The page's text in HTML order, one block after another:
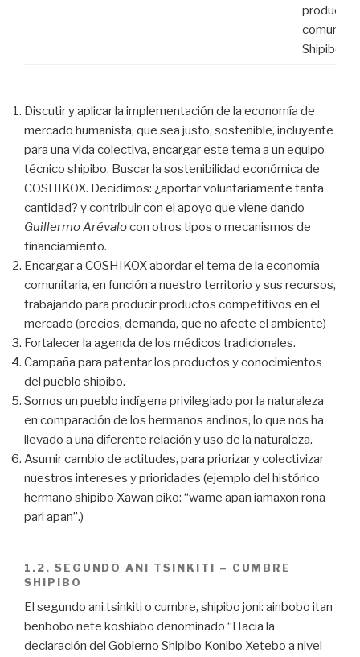
Shipibo.
Discutir y aplicar la implementación de la economía de
mercado humanista, que sea justo, sostenible, incluyente
para una vida colectiva, encargar este tema a un equipo
técnico shipibo. Buscar la sostenibilidad económica de
COSHIKOX. Decidimos: ¿aportar voluntariamente tanta
cantidad? y contribuir con el apoyo que viene dando
Guillermo Arévalocon otros tipos o mecanismos de
financiamiento.
Encargar a COSHIKOX abordar el tema de la economía
comunitaria, en función a nuestro territorio y sus recursos,
trabajando para producir productos competitivos en el
mercado (precios, demanda, que no afecte el ambiente)
Fortalecer la agenda de los médicos tradicionales.
Campaña para patentar los productos y conocimientos
del pueblo shipibo.
Somos un pueblo indígena privilegiado por la naturaleza
en comparación de los hermanos andinos, lo que nos ha
llevado a una diferente relación y uso de la naturaleza.
Asumir cambio de actitudes, para priorizar y colectivizar
nuestros intereses y prioridades (ejemplo del histórico
hermano shipibo Xawan piko: “wame apan iamaxon rona
pari apan”.)
1.2. SEGUNDO ANI TSINKITI – CUMBRE
SHIPIBO
El segundo ani tsinkiti o cumbre, shipibo joni: ainbobo itan
benbobo nete koshiabo denominado “Hacia la
declaración del Gobierno Shipibo Konibo Xetebo a nivel